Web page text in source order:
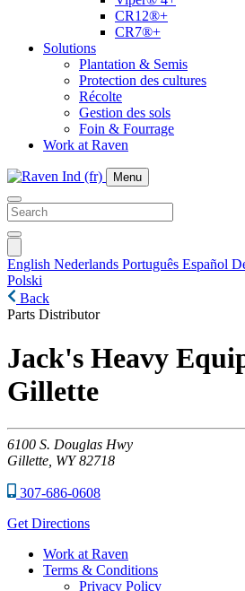
CR12®+
CR7®+
Solutions
Plantation & Semis
Protection des cultures
Récolte
Gestion des sols
Foin & Fourrage
Work at Raven
Menu
English Nederlands Português Español
Polski
Back
Parts Distributor
Jack's Heavy
Gillette
6100 S. Douglas Hwy
Gillette, WY 82718
307-686-0608
Get Directions
Work at Raven
Terms & Conditions
Privacy Policy